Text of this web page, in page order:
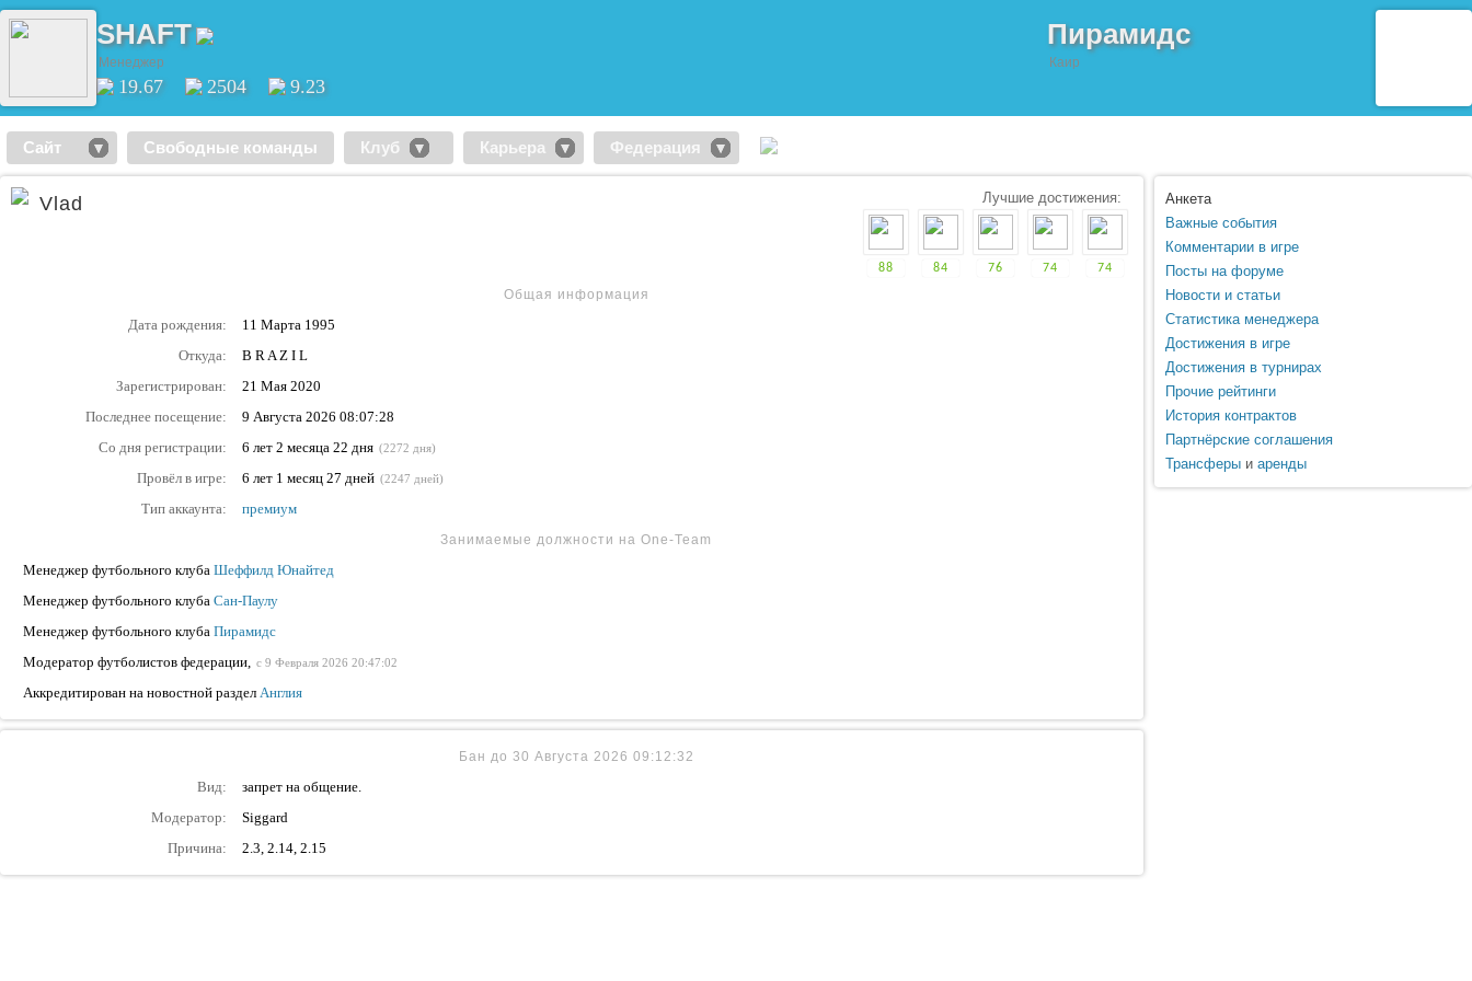
SHAFT
Менеджер
19.67 2504 9.23
Пирамидс
Каир
Сайт Свободные команды Клуб Карьера Федерация
Vlad Лучшие достижения:
88 84 76 74 74
Общая информация
Дата рождения:
11 Марта 1995
Откуда:
B R A Z I L
Зарегистрирован:
21 Мая 2020
Последнее посещение:
9 Августа 2026 08:07:28
Со дня регистрации:
6 лет 2 месяца 22 дня (2272 дня)
Провёл в игре: 6 лет 1 месяц 27 дней (2247 дней)
Тип аккаунта: премиум
Занимаемые должности на One-Team
Менеджер футбольного клуба Шеффилд Юнайтед
Менеджер футбольного клуба Сан-Паулу
Менеджер футбольного клуба Пирамидс
Модератор футболистов федерации, с 9 Февраля 2026 20:47:02
Аккредитирован на новостной раздел Англия
Бан до 30 Августа 2026 09:12:32
Вид:
запрет на общение.
Модератор:
Siggard
Причина:
2.3, 2.14, 2.15
Анкета
Важные события
Комментарии в игре
Посты на форуме
Новости и статьи
Статистика менеджера
Достижения в игре
Достижения в турнирах
Прочие рейтинги
История контрактов
Партнёрские соглашения
Трансферы и аренды